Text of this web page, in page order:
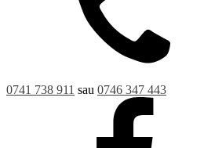
0741 738 911 sau 0746 347 443